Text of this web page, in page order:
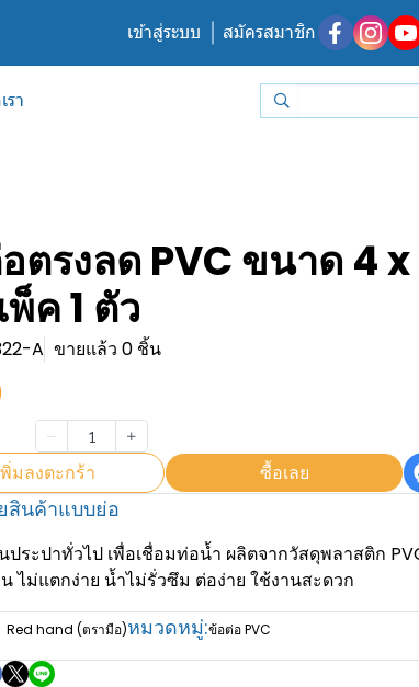
เข้าสู่ระบบ สมัครสมาชิก
รา
ตรงลด PVC ขนาด 4 x
ค 1 ตัว
A ขายแล้ว 0 ชิ้น
พิ่มลงตะกร้า ซื้อเลย
สินค้าแบบย่อ
ประปาทั่วไป เพื่อเชื่อมท่อน้ำ ผลิตจากวัสดุพลาสติก
ไม่แตกง่าย น้ำไม่รั่วซึม ต่อง่าย ใช้งานสะดวก
Red hand (ตรามือ)หมวดหมู่:ข้อต่อ PVC